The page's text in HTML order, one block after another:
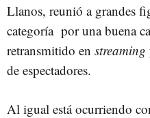
Llanos, reunió a grandes
categoría por una buena
retransmitido en streaming
de espectadores.
Al igual está ocurriendo